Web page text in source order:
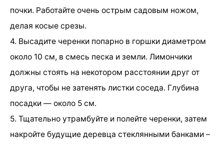
почки. Работайте очень острым садовым ножом,
делая косые срезы.
4. Высадите черенки попарно в горшки диаметром
около 10 см, в смесь песка и земли. Лимончики
должны стоять на некотором расстоянии друг от
друга, чтобы не затенять листки соседа. Глубина
посадки — около 5 см.
5. Тщательно утрамбуйте и полейте черенки, затем
накройте будущие деревца стеклянными банками –